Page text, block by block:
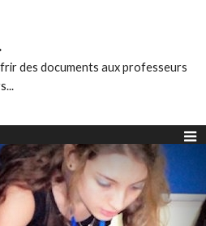
des documents aux professeurs